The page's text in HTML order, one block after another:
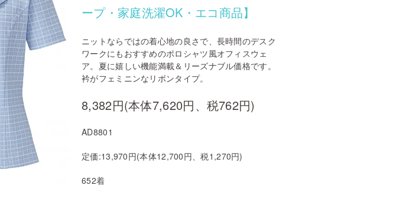
ープ・家庭洗濯OK・エコ商品】
ニットならではの着心地の良さで、長時間のデスク
ワークにもおすすめのポロシャツ風オフィスウェ
ア。夏に嬉しい機能満載＆リーズナブル価格です。
衿がフェミニンなリボンタイプ。
8,382円(本体7,620円、税762円)
AD8801
定価:13,970円(本体12,700円、税1,270円)
652着